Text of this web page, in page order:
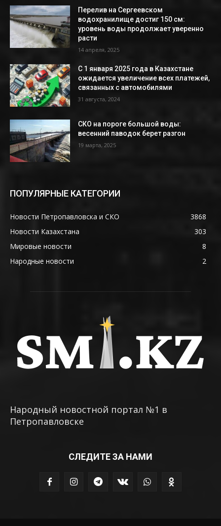
Перелив на Сергеевском
водохранилище достиг 150 см:
уровень воды продолжает уверенно
расти
14 апреля, 2025
С 1 января 2025 года в Казахстане
ожидается увеличение всех платежей,
связанных с автомобилями
31 августа, 2024
СКО на пороге большой воды:
весенний паводок берет разгон
19 марта, 2025
ПОПУЛЯРНЫЕ КАТЕГОРИИ
Новости Петропавловска и СКО
3868
Новости Казахстана
303
Мировые новости
8
Народные новости
2
Народный новостной портал №1 в
Петропавловске
СЛЕДИТЕ ЗА НАМИ